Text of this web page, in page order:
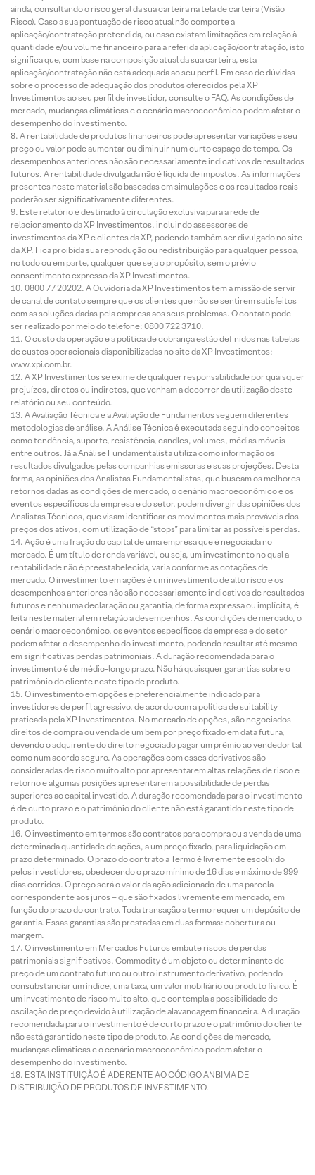
ainda, consultando o risco geral da sua carteira na tela de carteira (Visão
Risco). Caso a sua pontuação de risco atual não comporte a
aplicação/contratação pretendida, ou caso existam limitações em relação à
quantidade e/ou volume financeiro para a referida aplicação/contratação, isto
significa que, com base na composição atual da sua carteira, esta
aplicação/contratação não está adequada ao seu perfil. Em caso de dúvidas
sobre o processo de adequação dos produtos oferecidos pela XP
Investimentos ao seu perfil de investidor, consulte o FAQ. As condições de
mercado, mudanças climáticas e o cenário macroeconômico podem afetar o
desempenho do investimento.
A rentabilidade de produtos financeiros pode apresentar variações e seu
preço ou valor pode aumentar ou diminuir num curto espaço de tempo. Os
desempenhos anteriores não são necessariamente indicativos de resultados
futuros. A rentabilidade divulgada não é líquida de impostos. As informações
presentes neste material são baseadas em simulações e os resultados reais
poderão ser significativamente diferentes.
Este relatório é destinado à circulação exclusiva para a rede de
relacionamento da XP Investimentos, incluindo assessores de
investimentos da XP e clientes da XP, podendo também ser divulgado no site
da XP. Fica proibida sua reprodução ou redistribuição para qualquer pessoa,
no todo ou em parte, qualquer que seja o propósito, sem o prévio
consentimento expresso da XP Investimentos.
0800 77 20202. A Ouvidoria da XP Investimentos tem a missão de servir
de canal de contato sempre que os clientes que não se sentirem satisfeitos
com as soluções dadas pela empresa aos seus problemas. O contato pode
ser realizado por meio do telefone: 0800 722 3710.
O custo da operação e a política de cobrança estão definidos nas tabelas
de custos operacionais disponibilizadas no site da XP Investimentos:
www.xpi.com.br.
A XP Investimentos se exime de qualquer responsabilidade por quaisquer
prejuízos, diretos ou indiretos, que venham a decorrer da utilização deste
relatório ou seu conteúdo.
A Avaliação Técnica e a Avaliação de Fundamentos seguem diferentes
metodologias de análise. A Análise Técnica é executada seguindo conceitos
como tendência, suporte, resistência, candles, volumes, médias móveis
entre outros. Já a Análise Fundamentalista utiliza como informação os
resultados divulgados pelas companhias emissoras e suas projeções. Desta
forma, as opiniões dos Analistas Fundamentalistas, que buscam os melhores
retornos dadas as condições de mercado, o cenário macroeconômico e os
eventos específicos da empresa e do setor, podem divergir das opiniões dos
Analistas Técnicos, que visam identificar os movimentos mais prováveis dos
preços dos ativos, com utilização de “stops” para limitar as possíveis perdas.
Ação é uma fração do capital de uma empresa que é negociada no
mercado. É um título de renda variável, ou seja, um investimento no qual a
rentabilidade não é preestabelecida, varia conforme as cotações de
mercado. O investimento em ações é um investimento de alto risco e os
desempenhos anteriores não são necessariamente indicativos de resultados
futuros e nenhuma declaração ou garantia, de forma expressa ou implícita, é
feita neste material em relação a desempenhos. As condições de mercado, o
cenário macroeconômico, os eventos específicos da empresa e do setor
podem afetar o desempenho do investimento, podendo resultar até mesmo
em significativas perdas patrimoniais. A duração recomendada para o
investimento é de médio-longo prazo. Não há quaisquer garantias sobre o
patrimônio do cliente neste tipo de produto.
O investimento em opções é preferencialmente indicado para
investidores de perfil agressivo, de acordo com a política de suitability
praticada pela XP Investimentos. No mercado de opções, são negociados
direitos de compra ou venda de um bem por preço fixado em data futura,
devendo o adquirente do direito negociado pagar um prêmio ao vendedor tal
como num acordo seguro. As operações com esses derivativos são
consideradas de risco muito alto por apresentarem altas relações de risco e
retorno e algumas posições apresentarem a possibilidade de perdas
superiores ao capital investido. A duração recomendada para o investimento
é de curto prazo e o patrimônio do cliente não está garantido neste tipo de
produto.
O investimento em termos são contratos para compra ou a venda de uma
determinada quantidade de ações, a um preço fixado, para liquidação em
prazo determinado. O prazo do contrato a Termo é livremente escolhido
pelos investidores, obedecendo o prazo mínimo de 16 dias e máximo de 999
dias corridos. O preço será o valor da ação adicionado de uma parcela
correspondente aos juros – que são fixados livremente em mercado, em
função do prazo do contrato. Toda transação a termo requer um depósito de
garantia. Essas garantias são prestadas em duas formas: cobertura ou
margem.
O investimento em Mercados Futuros embute riscos de perdas
patrimoniais significativos. Commodity é um objeto ou determinante de
preço de um contrato futuro ou outro instrumento derivativo, podendo
consubstanciar um índice, uma taxa, um valor mobiliário ou produto físico. É
um investimento de risco muito alto, que contempla a possibilidade de
oscilação de preço devido à utilização de alavancagem financeira. A duração
recomendada para o investimento é de curto prazo e o patrimônio do cliente
não está garantido neste tipo de produto. As condições de mercado,
mudanças climáticas e o cenário macroeconômico podem afetar o
desempenho do investimento.
ESTA INSTITUIÇÃO É ADERENTE AO CÓDIGO ANBIMA DE
DISTRIBUIÇÃO DE PRODUTOS DE INVESTIMENTO.